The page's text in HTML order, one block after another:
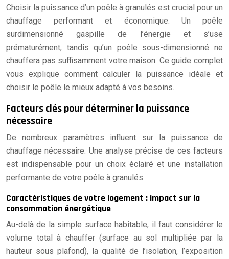
Choisir la puissance d’un poêle à granulés est crucial pour un
chauffage performant et économique. Un poêle
surdimensionné gaspille de l’énergie et s’use
prématurément, tandis qu’un poêle sous-dimensionné ne
chauffera pas suffisamment votre maison. Ce guide complet
vous explique comment calculer la puissance idéale et
choisir le poêle le mieux adapté à vos besoins.
Facteurs clés pour déterminer la puissance
nécessaire
De nombreux paramètres influent sur la puissance de
chauffage nécessaire. Une analyse précise de ces facteurs
est indispensable pour un choix éclairé et une installation
performante de votre poêle à granulés.
Caractéristiques de votre logement : impact sur la
consommation énergétique
Au-delà de la simple surface habitable, il faut considérer le
volume total à chauffer (surface au sol multipliée par la
hauteur sous plafond), la qualité de l’isolation, l’exposition